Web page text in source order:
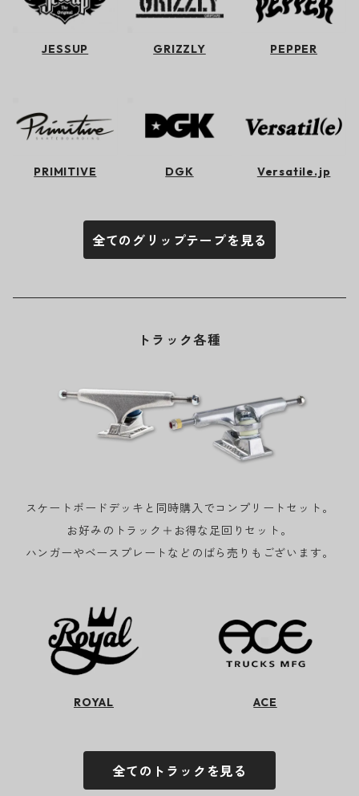
JESSUP GRIZZLY PEPPER
PRIMITIVE DGK Versatile.jp
全てのグリップテープを見る
トラック各種
スケートボードデッキと同時購入でコンプリートセット。
お好みのトラック＋お得な足回りセット。
ハンガーやベースプレートなどのばら売りもございます。
ROYAL ACE
全てのトラックを見る